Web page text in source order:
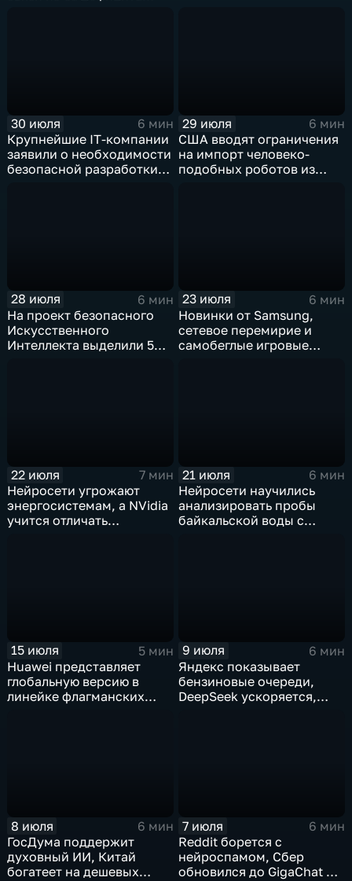
30 июля
6 мин
Крупнейшие IT‑компании
заявили о необходимости
безопасной разработки
29 июля
6 мин
США вводят ограничения
на импорт человеко-
подобных роботов из
28 июля
6 мин
На проект безопасного
Искусственного
Интеллекта выделили 5
23 июля
6 мин
Новинки от Samsung,
сетевое перемирие и
самобеглые игровые
22 июля
7 мин
Нейросети угрожают
энергосистемам, а NVidia
учится отличать
21 июля
6 мин
Нейросети научились
анализировать пробы
байкальской воды с
15 июля
5 мин
Huawei представляет
глобальную версию в
линейке флагманских
9 июля
6 мин
Яндекс показывает
бензиновые очереди,
DeepSeek ускоряется,
8 июля
6 мин
ГосДума поддержит
духовный ИИ, Китай
богатеет на дешевых
7 июля
6 мин
Reddit борется с
нейроспамом, Сбер
обновился до GigaChat 3.5